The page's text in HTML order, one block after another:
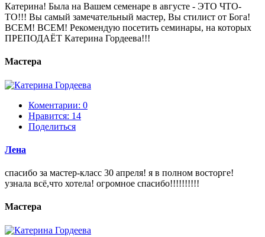
Катерина! Была на Вашем семенаре в августе - ЭТО ЧТО-
ТО!!! Вы самый замечательный мастер, Вы стилист от Бога!
ВСЕМ! ВСЕМ! Рекомендую посетить семинары, на которых
ПРЕПОДАЁТ Катерина Гордеева!!!
Мастера
Коментарии: 0
Нравится: 14
Поделиться
Лена
спасибо за мастер-класс 30 апреля! я в полном восторге!
узнала всё,что хотела! огромное спасибо!!!!!!!!!!
Мастера